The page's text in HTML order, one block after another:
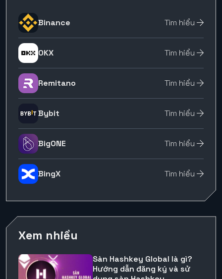
Binance Tìm hiểu
OKX Tìm hiểu
Remitano Tìm hiểu
Bybit Tìm hiểu
BigONE Tìm hiểu
BingX Tìm hiểu
Xem nhiều
Sàn Hashkey Global là gì?
Hướng dẫn đăng ký và sử